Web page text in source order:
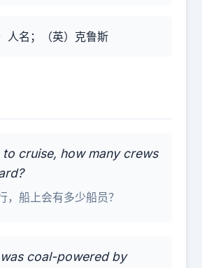
人名；（英）克鲁斯
to cruise, how many crews
，船上会有多少船员？
was coal-powered by